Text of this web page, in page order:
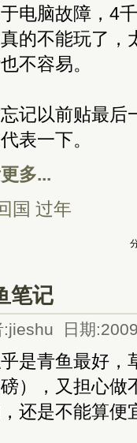
电脑故障，4
的不能玩了，
不容易。
记以前贴最后
表一下。
多...
国 过年
笔记
:jieshu 日期
是青鱼最好，
），又担心做
还是不能算便